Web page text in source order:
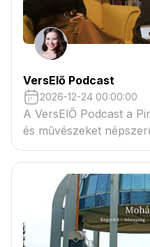
VersElő Podcast
2026-12-24 00:00:00
A VersElŐ Podcast a
és művészeket